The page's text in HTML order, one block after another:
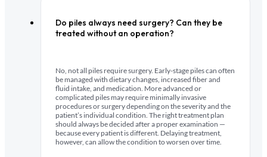
Do piles always need surgery? Can they be
treated without an operation?
No, not all piles require surgery. Early-stage piles can often
be managed with dietary changes, increased fiber and
fluid intake, and medication. More advanced or
complicated piles may require minimally invasive
procedures or surgery depending on the severity and the
patient’s individual condition. The right treatment plan
should always be decided after a proper examination —
because every patient is different. Delaying treatment,
however, can allow the condition to worsen over time.